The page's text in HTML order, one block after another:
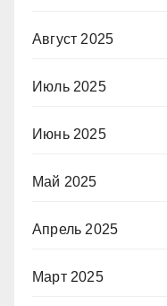
Август 2025
Июль 2025
Июнь 2025
Май 2025
Апрель 2025
Март 2025